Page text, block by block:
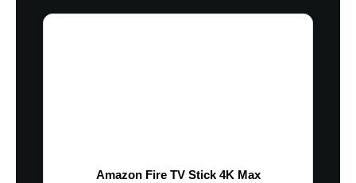
Amazon Fire TV Stick 4K Max